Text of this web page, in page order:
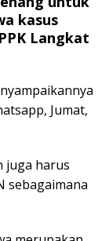
kasus
Langkat
Jumat,
juga harus
sebagaimana